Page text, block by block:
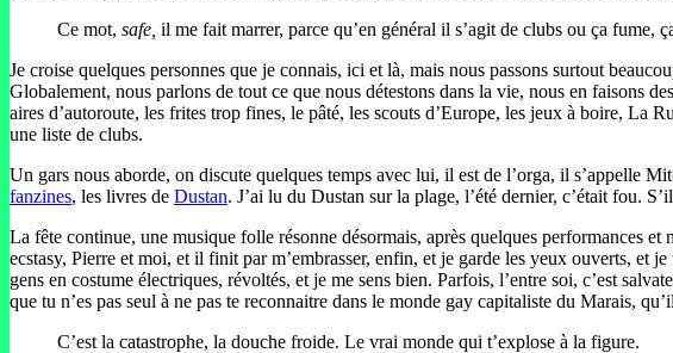
Ce mot, safe, il me fait marrer, parce qu’en général il s’agit de clubs ou ça fume,
Je croise quelques personnes que je connais, ici et là, mais nous passons surtout
Globalement, nous parlons de tout ce que nous détestons dans la vie, nous en faisons
aires d’autoroute, les frites trop fines, le pâté, les scouts d’Europe, les jeux à boire, La
une liste de clubs.
Un gars nous aborde, on discute quelques temps avec lui, il est de l’orga, il s’appelle
fanzines, les livres de Dustan. J’ai lu du Dustan sur la plage, l’été dernier, c’était fou.
La fête continue, une musique folle résonne désormais, après quelques performances
ecstasy, Pierre et moi, et il finit par m’embrasser, enfin, et je garde les yeux ouverts, et
gens en costume électriques, révoltés, et je me sens bien. Parfois, l’entre soi, c’est
que tu n’es pas seul à ne pas te reconnaitre dans le monde gay capitaliste du Marais,
C’est la catastrophe, la douche froide. Le vrai monde qui t’explose à la figure.